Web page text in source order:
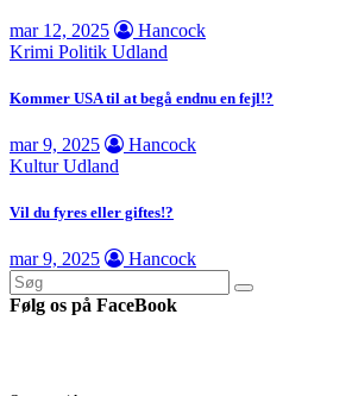
mar 12, 2025
Hancock
Krimi Politik Udland
Kommer USA til at begå endnu en fejl!?
mar 9, 2025
Hancock
KulturUdland
Vil du fyres eller giftes!?
mar 9, 2025 Hancock
Følg os på FaceBook